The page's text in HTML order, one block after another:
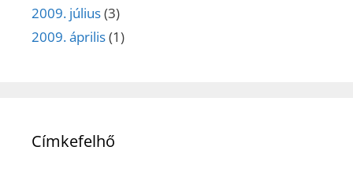
2009. július(3)
2009. április(1)
Címkefelhő